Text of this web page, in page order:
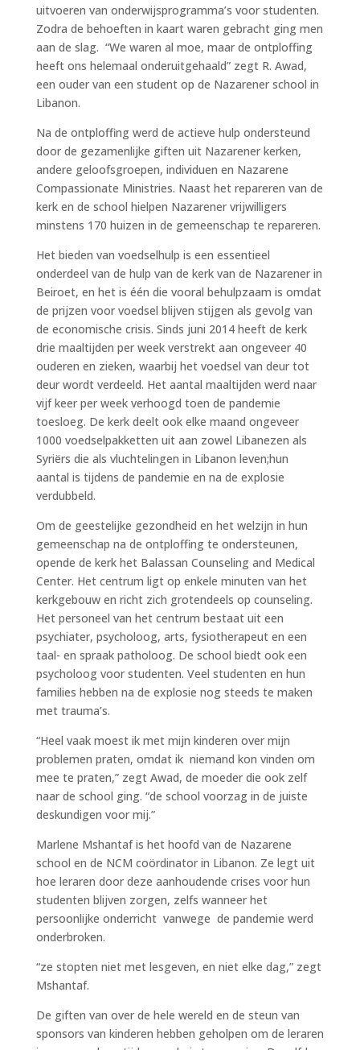
uitvoeren van onderwijsprogramma’s voor studenten.
Zodra de behoeften in kaart waren gebracht ging men
aan de slag. “We waren al moe, maar de ontploffing
heeft ons helemaal onderuitgehaald” zegt R. Awad,
een ouder van een student op de Nazarener school in
Libanon.
Na de ontploffing werd de actieve hulp ondersteund
door de gezamenlijke giften uit Nazarener kerken,
andere geloofsgroepen, individuen en Nazarene
Compassionate Ministries. Naast het repareren van de
kerk en de school hielpen Nazarener vrijwilligers
minstens 170 huizen in de gemeenschap te repareren.
Het bieden van voedselhulp is een essentieel
onderdeel van de hulp van de kerk van de Nazarener in
Beiroet, en het is één die vooral behulpzaam is omdat
de prijzen voor voedsel blijven stijgen als gevolg van
de economische crisis. Sinds juni 2014 heeft de kerk
drie maaltijden per week verstrekt aan ongeveer 40
ouderen en zieken, waarbij het voedsel van deur tot
deur wordt verdeeld. Het aantal maaltijden werd naar
vijf keer per week verhoogd toen de pandemie
toesloeg. De kerk deelt ook elke maand ongeveer
1000 voedselpakketten uit aan zowel Libanezen als
Syriërs die als vluchtelingen in Libanon leven;hun
aantal is tijdens de pandemie en na de explosie
verdubbeld.
Om de geestelijke gezondheid en het welzijn in hun
gemeenschap na de ontploffing te ondersteunen,
opende de kerk het Balassan Counseling and Medical
Center. Het centrum ligt op enkele minuten van het
kerkgebouw en richt zich grotendeels op counseling.
Het personeel van het centrum bestaat uit een
psychiater, psycholoog, arts, fysiotherapeut en een
taal- en spraak patholoog. De school biedt ook een
psycholoog voor studenten. Veel studenten en hun
families hebben na de explosie nog steeds te maken
met trauma’s.
“Heel vaak moest ik met mijn kinderen over mijn
problemen praten, omdat ik niemand kon vinden om
mee te praten,” zegt Awad, de moeder die ook zelf
naar de school ging. “de school voorzag in de juiste
deskundigen voor mij.”
Marlene Mshantaf is het hoofd van de Nazarene
school en de NCM coördinator in Libanon. Ze legt uit
hoe leraren door deze aanhoudende crises voor hun
studenten blijven zorgen, zelfs wanneer het
persoonlijke onderricht vanwege de pandemie werd
onderbroken.
“ze stopten niet met lesgeven, en niet elke dag,” zegt
Mshantaf.
De giften van over de hele wereld en de steun van
sponsors van kinderen hebben geholpen om de leraren